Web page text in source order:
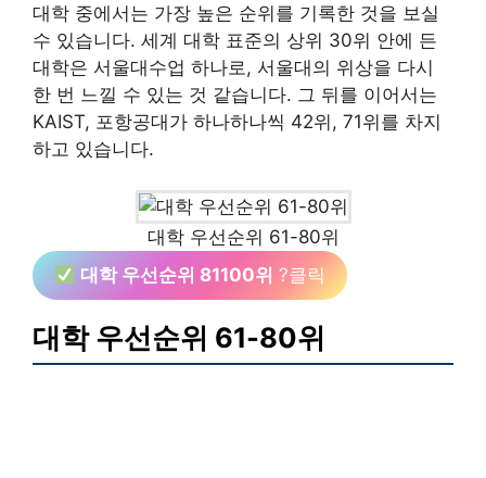
대학 중에서는 가장 높은 순위를 기록한 것을 보실
수 있습니다. 세계 대학 표준의 상위 30위 안에 든
대학은 서울대수업 하나로, 서울대의 위상을 다시
한 번 느낄 수 있는 것 같습니다. 그 뒤를 이어서는
KAIST, 포항공대가 하나하나씩 42위, 71위를 차지
하고 있습니다.
대학 우선순위 61-80위
대학 우선순위 81100위 ?클릭
대학 우선순위 61-80위